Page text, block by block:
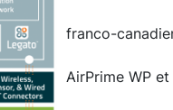
franco-
AirPrime WP